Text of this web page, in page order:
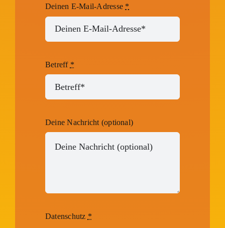
Deinen E-Mail-Adresse *
Betreff *
Deine Nachricht (optional)
Datenschutz *